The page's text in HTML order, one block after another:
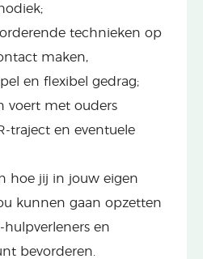
technieken op
maken,
en flexibel gedrag;
voert met ouders
traject en eventuele
hoe jij in jouw eigen
kunnen gaan opzetten
hulpverleners en
bevorderen.